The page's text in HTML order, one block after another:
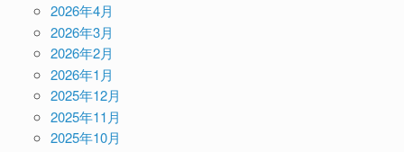
2026年4月
2026年3月
2026年2月
2026年1月
2025年12月
2025年11月
2025年10月